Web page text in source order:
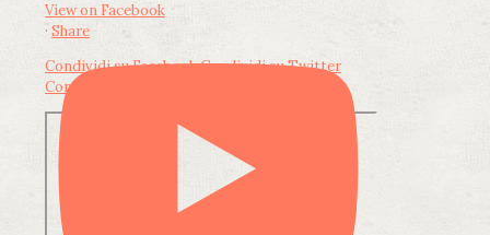
View on Facebook
· Share
Condividi su FacebookCondividi su Twitter
Condividi su LinkedIn